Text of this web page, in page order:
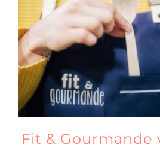
Produits sains
Click and collect
Traiteur
Fit & Gourmande